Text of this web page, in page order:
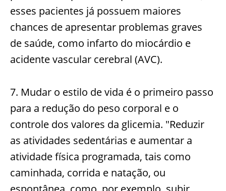
esses pacientes já possuem maiores
chances de apresentar problemas graves
de saúde, como infarto do miocárdio e
acidente vascular cerebral (AVC).
7. Mudar o estilo de vida é o primeiro passo
para a redução do peso corporal e o
controle dos valores da glicemia. "Reduzir
as atividades sedentárias e aumentar a
atividade física programada, tais como
caminhada, corrida e natação, ou